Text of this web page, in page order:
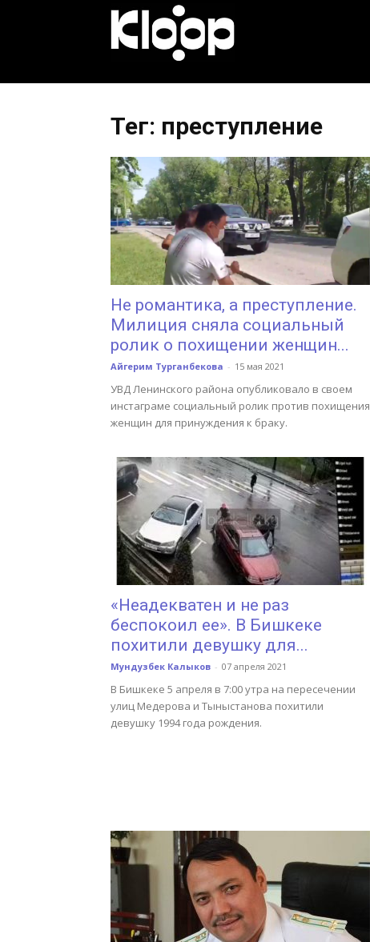
Новости
Кыргызстана
Тег: преступление
Не романтика, а преступление.
Милиция сняла социальный
ролик о похищении женщин...
Айгерим Турганбекова - 15 мая 2021
УВД Ленинского района опубликовало в своем
инстаграме социальный ролик против похищения
женщин для принуждения к браку.
«Неадекватен и не раз
беспокоил ее». В Бишкеке
похитили девушку для...
Мундузбек Калыков - 07 апреля 2021
В Бишкеке 5 апреля в 7:00 утра на пересечении
улиц Медерова и Тыныстанова похитили
девушку 1994 года рождения.